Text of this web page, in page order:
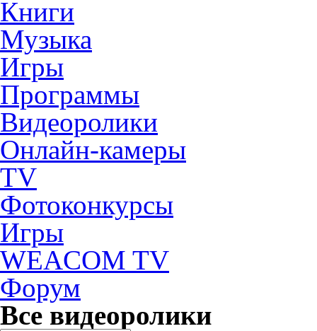
Книги
Музыка
Игры
Программы
Видеоролики
Онлайн-камеры
TV
Фотоконкурсы
Игры
WEACOM TV
Форум
Все видеоролики